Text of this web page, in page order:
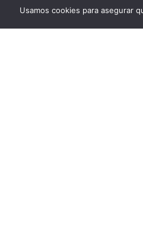
12/21/2023
Usamos cookies para asegurar